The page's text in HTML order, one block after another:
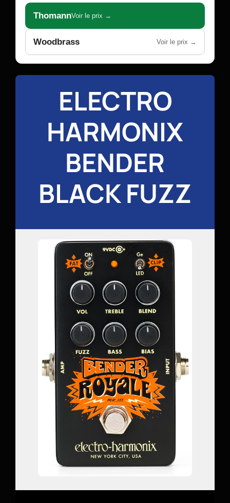
ThomannVoir le prix →
Woodbrass Voir le prix →
ELECTRO
HARMONIX
BENDER
BLACK FUZZ